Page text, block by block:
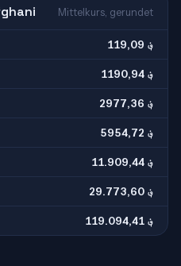
Mittelkurs, gerundet
119,09 ؋
1190,94 ؋
2977,36 ؋
5954,72 ؋
11.909,44 ؋
29.773,60 ؋
119.094,41 ؋